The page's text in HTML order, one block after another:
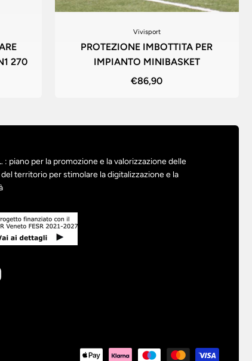
270
Vivisport
PROTEZIONE IMBOTTITA PER
IMPIANTO MINIBASKET
€86,90
: piano per la promozione e la valorizzazione delle
territorio per stimolare la digitalizzazione e la